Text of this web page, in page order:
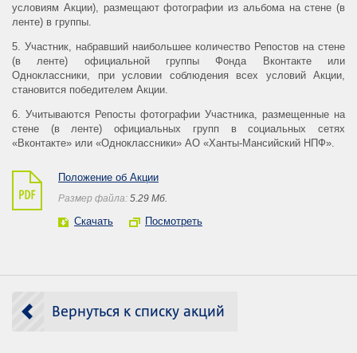
условиям Акции), размещают фотографии из альбома на стене (в
ленте) в группы.
5. Участник, набравший наибольшее количество Репостов на стене
(в ленте) официальной группы Фонда Вконтакте или
Одноклассники, при условии соблюдения всех условий Акции,
становится победителем Акции.
6. Учитываются Репосты фотографии Участника, размещенные на
стене (в ленте) официальных групп в социальных сетях
«Вконтакте» или «Одноклассники» АО «Ханты-Мансийский НПФ».
Положение об Акции
Размер файла: 5.29 Mб.
Скачать Посмотреть
Вернуться к списку акций